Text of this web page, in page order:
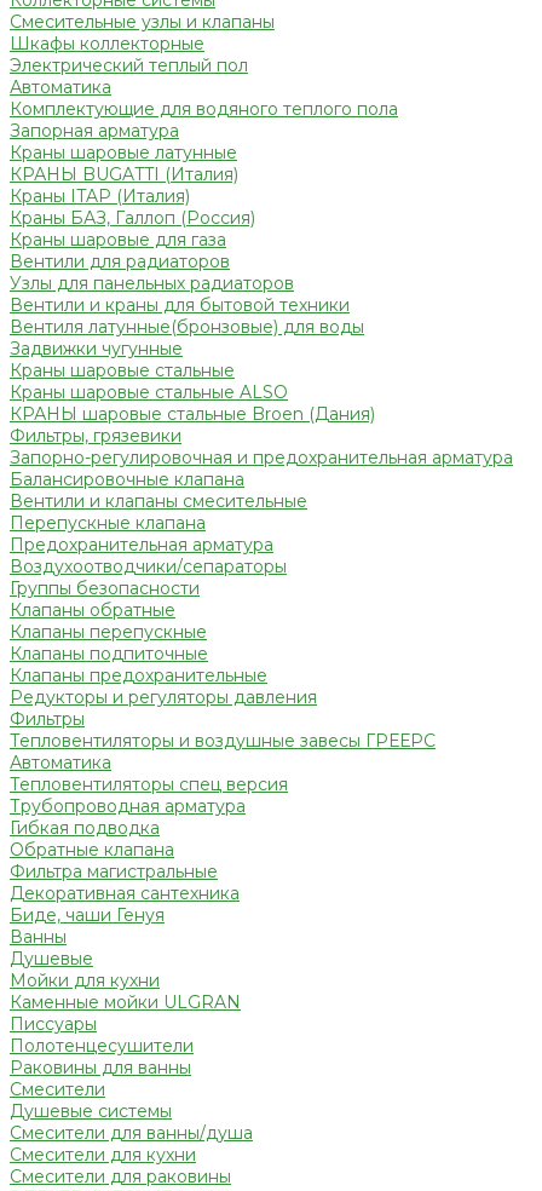
Смесительные узлы и клапаны
Шкафы коллекторные
Электрический теплый пол
Автоматика
Комплектующие для водяного теплого пола
Запорная арматура
Краны шаровые латунные
КРАНЫ BUGATTI (Италия)
Краны ITAP (Италия)
Краны БАЗ, Галлоп (Россия)
Краны шаровые для газа
Вентили для радиаторов
Узлы для панельных радиаторов
Вентили и краны для бытовой техники
Вентиля латунные(бронзовые) для воды
Задвижки чугунные
Краны шаровые стальные
Краны шаровые стальные ALSO
КРАНЫ шаровые стальные Broen (Дания)
Фильтры, грязевики
Запорно-регулировочная и предохранительная арматура
Балансировочные клапана
Вентили и клапаны смесительные
Перепускные клапана
Предохранительная арматура
Воздухоотводчики/сепараторы
Группы безопасности
Клапаны обратные
Клапаны перепускные
Клапаны подпиточные
Клапаны предохранительные
Редукторы и регуляторы давления
Фильтры
Тепловентиляторы и воздушные завесы ГРЕЕРС
Автоматика
Тепловентиляторы спец версия
Трубопроводная арматура
Гибкая подводка
Обратные клапана
Фильтра магистральные
Декоративная сантехника
Биде, чаши Генуя
Ванны
Душевые
Мойки для кухни
Каменные мойки ULGRAN
Писсуары
Полотенцесушители
Раковины для ванны
Смесители
Душевые системы
Смесители для ванны/душа
Смесители для кухни
Смесители для раковины